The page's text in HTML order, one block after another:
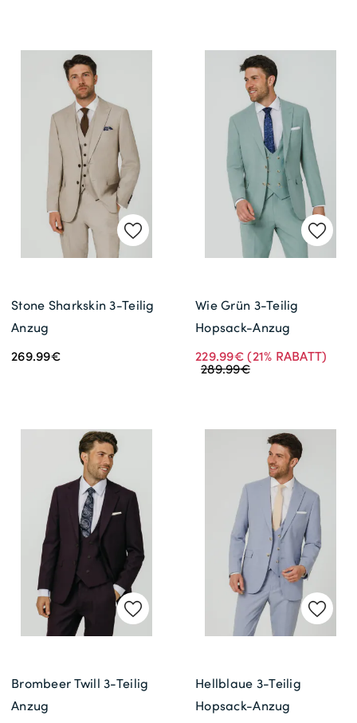
Stone Sharkskin 3-Teilig
Anzug
269.99€
Wie Grün 3-Teilig
Hopsack-Anzug
229.99€(21% RABATT)
289.99€
Brombeer Twill 3-Teilig
Anzug
Hellblaue 3-Teilig
Hopsack-Anzug